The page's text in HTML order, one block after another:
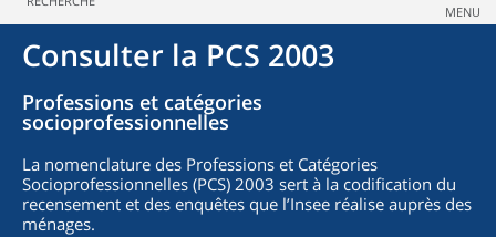
MENU
Consulter la PCS 2003
Professions et catégories
socioprofessionnelles
La nomenclature des Professions et Catégories
Socioprofessionnelles (PCS) 2003 sert à la codification du
recensement et des enquêtes que l’Insee réalise auprès des
ménages.